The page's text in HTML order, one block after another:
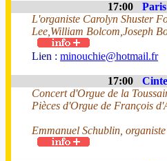
17:00
L'organiste Carolyn Shuster
Lee,William Bolcom,Joseph
Lien : minouchie@hotmail.fr
17:00
Concert d'Orgue de la
Pièces d'Orgue de François
Emmanuel Schublin,